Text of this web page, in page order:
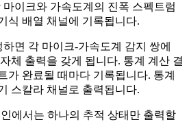
마이크와 가속도계의 진폭 스펙트럼
식 배열 채널에 기록됩니다.
하면 각 마이크-가속도계 감지 쌍에
체 출력을 갖게 됩니다. 통계 계산 결
가 완료될 때마다 기록됩니다. 통계
스칼라 채널로 출력됩니다.
에서는 하나의 추적 상태만 출력할